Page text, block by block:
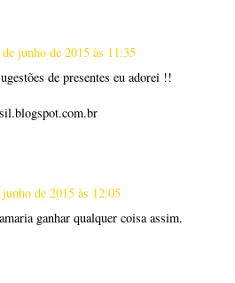
de junho de 2015 às 11:35
de presentes eu adorei !!
junho de 2015 às 12:05
ganhar qualquer coisa assim.